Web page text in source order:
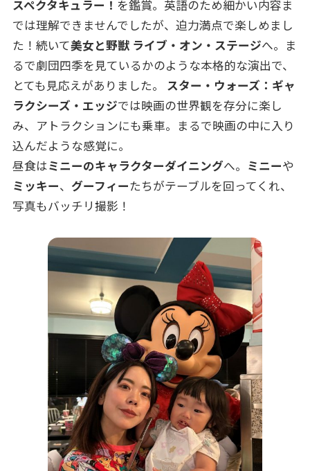
スペクタキュラー！ を鑑賞。英語のため細かい内容ま
では理解できませんでしたが、迫力満点で楽しめまし
た！続いて美女と野獣 ライブ・オン・ステージへ。ま
るで劇団四季を見ているかのような本格的な演出で、
とても見応えがありました。 スター・ウォーズ：ギャ
ラクシーズ・エッジでは映画の世界観を存分に楽し
み、アトラクションにも乗車。まるで映画の中に入り
込んだような感覚に。
昼食はミニーのキャラクターダイニングへ。 ミニーや
ミッキー、 グーフィーたちがテーブルを回ってくれ、
写真もバッチリ撮影！